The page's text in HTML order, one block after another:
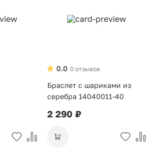
0 отзывов
0.0
Браслет с шариками из
серебра 14040011-40
2 290 ₽